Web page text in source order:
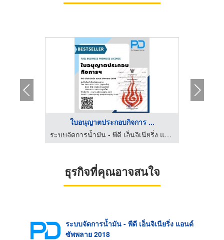
ใบอนุญาตประกอบกิจการ ...
ระบบจัดการน้ำมัน - พีดี เอ็นจิเนียริ่ง แอนด์ซัพพลาย 2018
ธุรกิจที่คุณอาจสนใจ
ระบบจัดการน้ำมัน - พีดี เอ็นจิเนียริ่ง แอนด์
ซัพพลาย 2018